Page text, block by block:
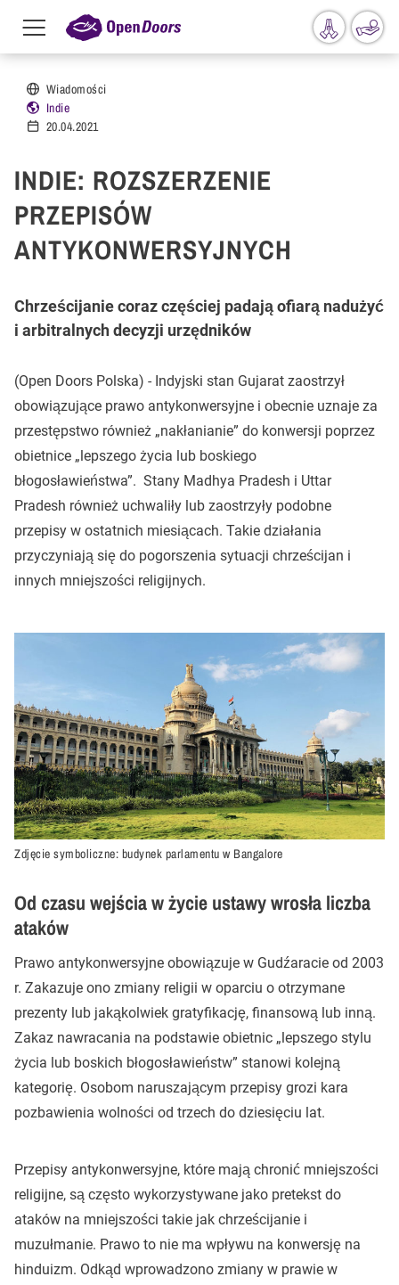
Przejdź do treści
Menu
toggle
Wiadomości
Indie
20.04.2021
INDIE: ROZSZERZENIE
PRZEPISÓW
ANTYKONWERSYJNYCH
Chrześcijanie coraz częściej padają ofiarą nadużyć
i arbitralnych decyzji urzędników
(Open Doors Polska) - Indyjski stan Gujarat zaostrzył
obowiązujące prawo antykonwersyjne i obecnie uznaje za
przestępstwo również „nakłanianie” do konwersji poprzez
obietnice „lepszego życia lub boskiego
błogosławieństwa”. Stany Madhya Pradesh i Uttar
Pradesh również uchwaliły lub zaostrzyły podobne
przepisy w ostatnich miesiącach. Takie działania
przyczyniają się do pogorszenia sytuacji chrześcijan i
innych mniejszości religijnych.
Zdjęcie symboliczne: budynek parlamentu w Bangalore
Od czasu wejścia w życie ustawy wrosła liczba
ataków
Prawo antykonwersyjne obowiązuje w Gudźaracie od 2003
r. Zakazuje ono zmiany religii w oparciu o otrzymane
prezenty lub jakąkolwiek gratyfikację, finansową lub inną.
Zakaz nawracania na podstawie obietnic „lepszego stylu
życia lub boskich błogosławieństw” stanowi kolejną
kategorię. Osobom naruszającym przepisy grozi kara
pozbawienia wolności od trzech do dziesięciu lat.
Przepisy antykonwersyjne, które mają chronić mniejszości
religijne, są często wykorzystywane jako pretekst do
ataków na mniejszości takie jak chrześcijanie i
muzułmanie. Prawo to nie ma wpływu na konwersję na
hinduizm. Odkąd wprowadzono zmiany w prawie w